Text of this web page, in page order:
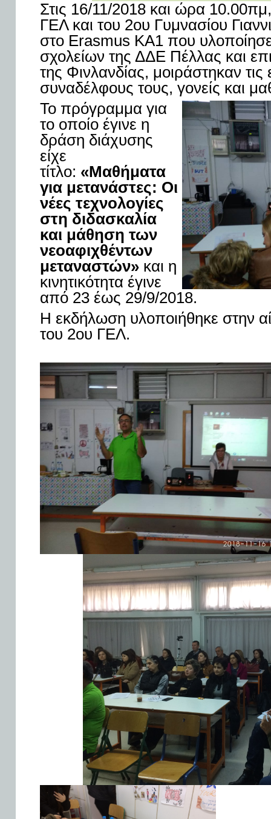
Στις 16/11/2018 και ώρα
ΓΕΛ και του 2ου Γυμνασίου
στο Erasmus KA1 που
σχολείων της ΔΔΕ Πέλλας και
της Φινλανδίας, μοιράστηκαν τις
συναδέλφους τους, γονείς και
Το πρόγραμμα για
το οποίο έγινε η
δράση διάχυσης
είχε
τίτλο: «Μαθήματα
για μετανάστες: Οι
νέες τεχνολογίες
στη διδασκαλία
και μάθηση των
νεοαφιχθέντων
μεταναστών» και η
κινητικότητα έγινε
από 23 έως 29/9/2018.
Η εκδήλωση υλοποιήθηκε στην
του 2ου ΓΕΛ.